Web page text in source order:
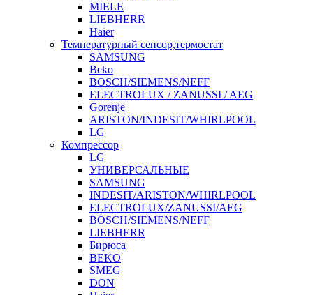
MIELE
LIEBHERR
Haier
Температурный сенсор,термостат
SAMSUNG
Beko
BOSCH/SIEMENS/NEFF
ELECTROLUX / ZANUSSI / AEG
Gorenje
ARISTON/INDESIT/WHIRLPOOL
LG
Компрессор
LG
УНИВЕРСАЛЬНЫЕ
SAMSUNG
INDESIT/ARISTON/WHIRLPOOL
ELECTROLUX/ZANUSSI/AEG
BOSCH/SIEMENS/NEFF
LIEBHERR
Бирюса
BEKO
SMEG
DON